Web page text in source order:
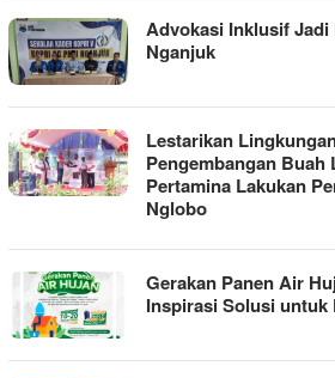
Advokasi Inklusif Jadi
Nganjuk
Lestarikan
Pengembangan Buah
Pertamina Lakukan
Nglobo
Gerakan Panen Air
Inspirasi Solusi